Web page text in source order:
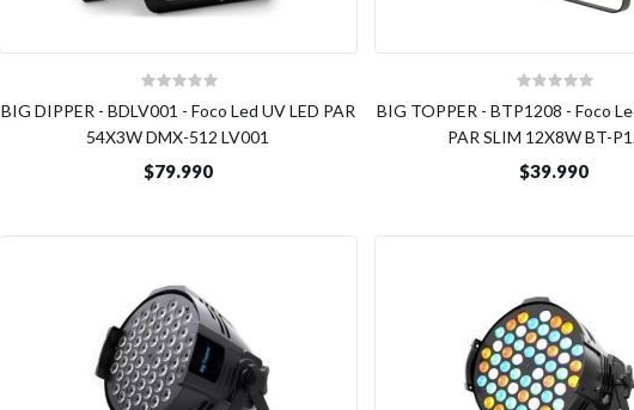
BIG DIPPER - BDLV001 - Foco Led UV LED PAR
54X3W DMX-512 LV001
$79.990
BIG TOPPER - BTP1208 - Foco
PAR SLIM 12X8W BT-
$39.990